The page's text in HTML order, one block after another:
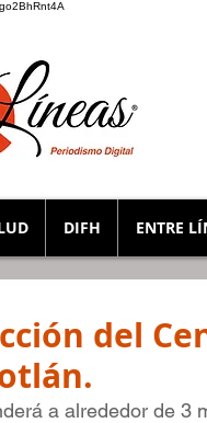
DIFH ENTRE
del
a alrededor de 3